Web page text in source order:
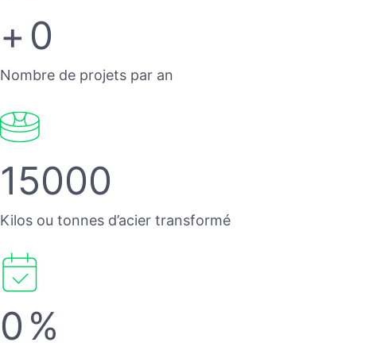
+ 0
Nombre de projets par an
15000
Kilos ou tonnes d’acier transformé
0 %